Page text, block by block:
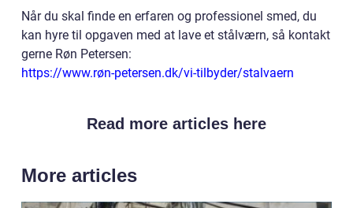
Når du skal finde en erfaren og professionel smed, du
kan hyre til opgaven med at lave et stålværn, så kontakt
gerne Røn Petersen:
https://www.røn-petersen.dk/vi-tilbyder/stalvaern
Read more articles here
More articles